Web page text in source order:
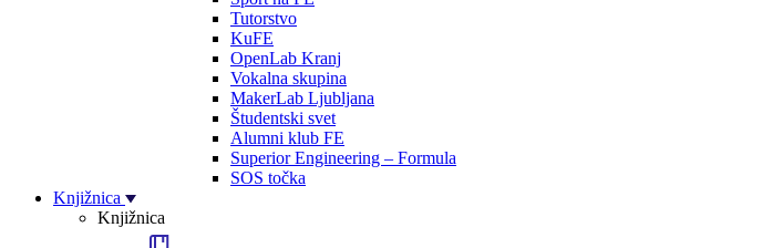
Tutorstvo
KuFE
OpenLab Kranj
Vokalna skupina
MakerLab Ljubljana
Študentski svet
Alumni klub FE
Superior Engineering – Formula
SOS točka
Knjižnica
Knjižnica